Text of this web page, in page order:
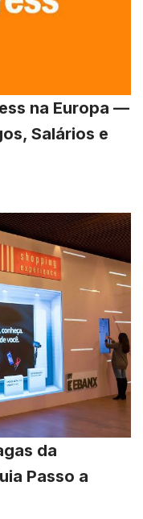
na Europa —
Salários e
da
Passo a